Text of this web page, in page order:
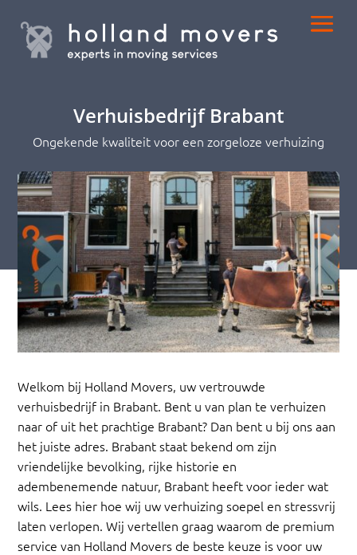
Verhuisbedrijf Brabant
Ongekende kwaliteit voor een zorgeloze verhuizing
Welkom bij Holland Movers, uw vertrouwde
verhuisbedrijf in Brabant. Bent u van plan te verhuizen
naar of uit het prachtige Brabant? Dan bent u bij ons aan
het juiste adres. Brabant staat bekend om zijn
vriendelijke bevolking, rijke historie en
adembenemende natuur, Brabant heeft voor ieder wat
wils. Lees hier hoe wij uw verhuizing soepel en stressvrij
laten verlopen. Wij vertellen graag waarom de premium
service van Holland Movers de beste keuze is voor uw